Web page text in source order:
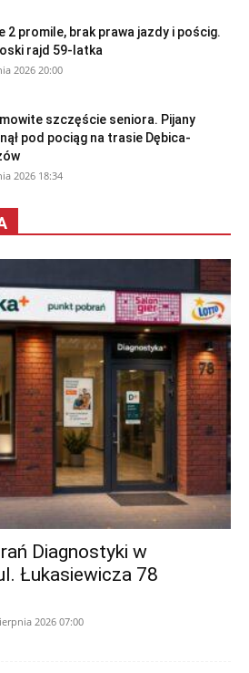
2 promile, brak prawa jazdy i pościg.
rajd 59-latka
2026 20:00
szczęście seniora. Pijany
pod pociąg na trasie Dębica-
2026 18:34
Diagnostyki w
Łukasiewicza 78
2026 07:00